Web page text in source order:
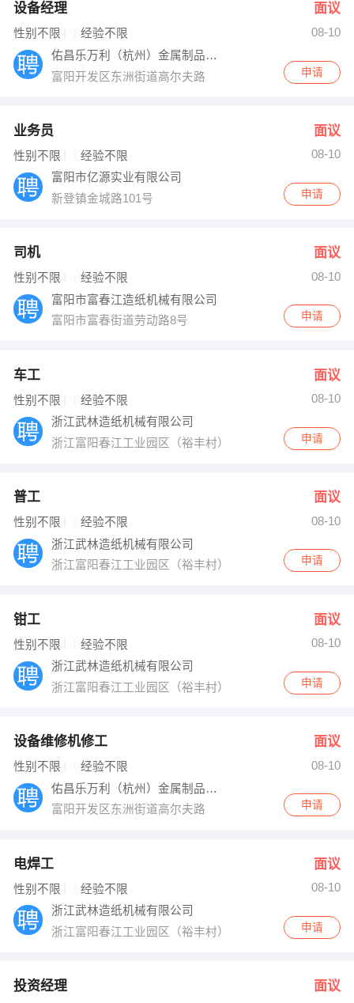
设备经理 面议
性别不限 经验不限
08-10
佑昌乐万利（杭州）金属制品有限公司
富阳开发区东洲街道高尔夫路
申请
业务员 面议
性别不限 经验不限
08-10
富阳市亿源实业有限公司
新登镇金城路101号
申请
司机 面议
性别不限 经验不限
08-10
富阳市富春江造纸机械有限公司
富阳市富春街道劳动路8号
申请
车工 面议
性别不限 经验不限
08-10
浙江武林造纸机械有限公司
浙江富阳春江工业园区（裕丰村）
申请
普工 面议
性别不限 经验不限
08-10
浙江武林造纸机械有限公司
浙江富阳春江工业园区（裕丰村）
申请
钳工 面议
性别不限 经验不限
08-10
浙江武林造纸机械有限公司
浙江富阳春江工业园区（裕丰村）
申请
设备维修机修工 面议
性别不限 经验不限
08-10
佑昌乐万利（杭州）金属制品有限公司
富阳开发区东洲街道高尔夫路
申请
电焊工 面议
性别不限 经验不限
08-10
浙江武林造纸机械有限公司
浙江富阳春江工业园区（裕丰村）
申请
投资经理 面议